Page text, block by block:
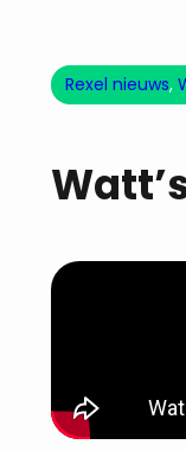
Rexel nieuws,